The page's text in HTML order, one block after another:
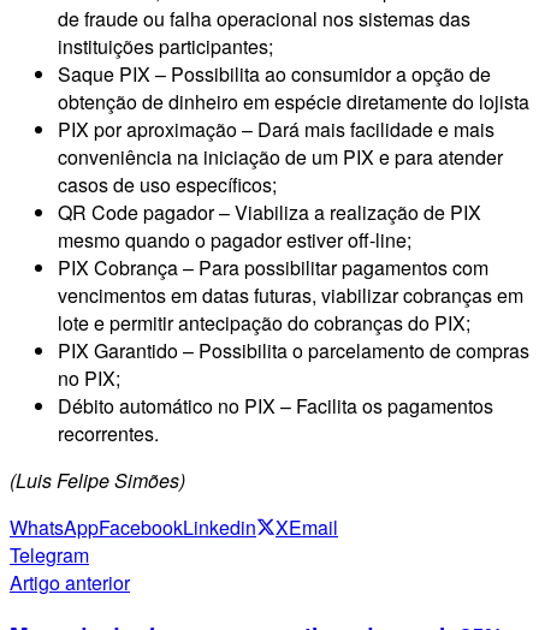
de fraude ou falha operacional nos sistemas das
instituições participantes;
Saque PIX – Possibilita ao consumidor a opção de
obtenção de dinheiro em espécie diretamente do lojista
PIX por aproximação – Dará mais facilidade e mais
conveniência na iniciação de um PIX e para atender
casos de uso específicos;
QR Code pagador – Viabiliza a realização de PIX
mesmo quando o pagador estiver off-line;
PIX Cobrança – Para possibilitar pagamentos com
vencimentos em datas futuras, viabilizar cobranças em
lote e permitir antecipação do cobranças do PIX;
PIX Garantido – Possibilita o parcelamento de compras
no PIX;
Débito automático no PIX – Facilita os pagamentos
recorrentes.
(Luis Felipe Simões)
WhatsAppFacebookLinkedin XEmail
Telegram
Artigo anterior